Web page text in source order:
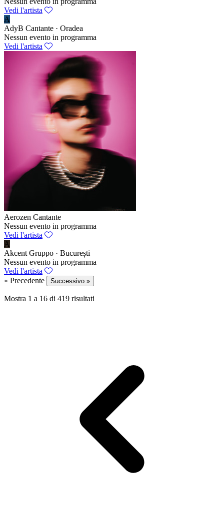
Vedi l'artista
A
AdyB Cantante · Oradea
Nessun evento in programma
Vedi l'artista
Aerozen Cantante
Nessun evento in programma
Vedi l'artista
A
Akcent Gruppo · București
Nessun evento in programma
Vedi l'artista
« Precedente
Successivo »
Mostra 1 a 16 di 419 risultati